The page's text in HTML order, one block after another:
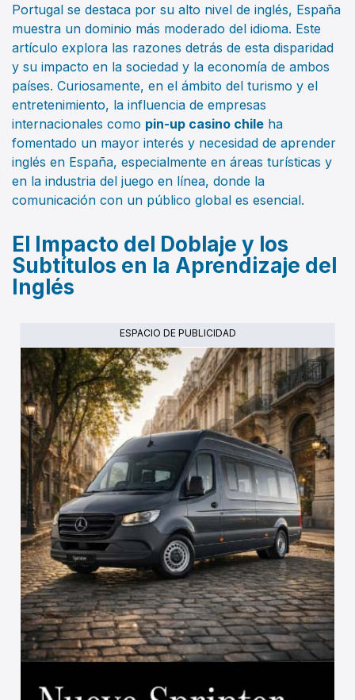
Portugal se destaca por su alto nivel de inglés, España
muestra un dominio más moderado del idioma. Este
artículo explora las razones detrás de esta disparidad
y su impacto en la sociedad y la economía de ambos
países. Curiosamente, en el ámbito del turismo y el
entretenimiento, la influencia de empresas
internacionales como pin-up casino chile ha
fomentado un mayor interés y necesidad de aprender
inglés en España, especialmente en áreas turísticas y
en la industria del juego en línea, donde la
comunicación con un público global es esencial.
El Impacto del Doblaje y los
Subtítulos en la Aprendizaje del
Inglés
ESPACIO DE PUBLICIDAD